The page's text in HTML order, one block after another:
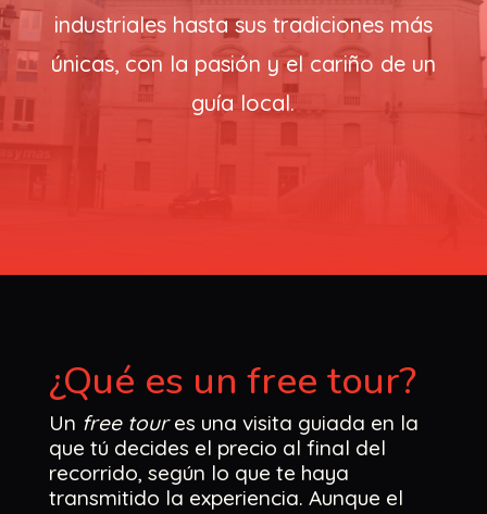
industriales hasta sus tradiciones más
únicas, con la pasión y el cariño de un
guía local.
¿Qué es un free tour?
Un free toures una visita guiada en la
que tú decides el precio al final del
recorrido, según lo que te haya
transmitido la experiencia. Aunque el